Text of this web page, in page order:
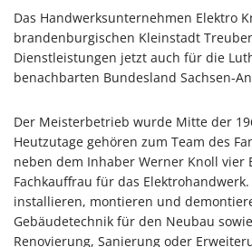
Das Handwerksunternehmen Elektro
brandenburgischen Kleinstadt
Dienstleistungen jetzt auch für die
benachbarten Bundesland Sachsen-
Der Meisterbetrieb wurde Mitte der
Heutzutage gehören zum Team des
neben dem Inhaber Werner Knoll vier
Fachkauffrau für das
installieren, montieren und
Gebäudetechnik für den Neubau
Renovierung, Sanierung oder